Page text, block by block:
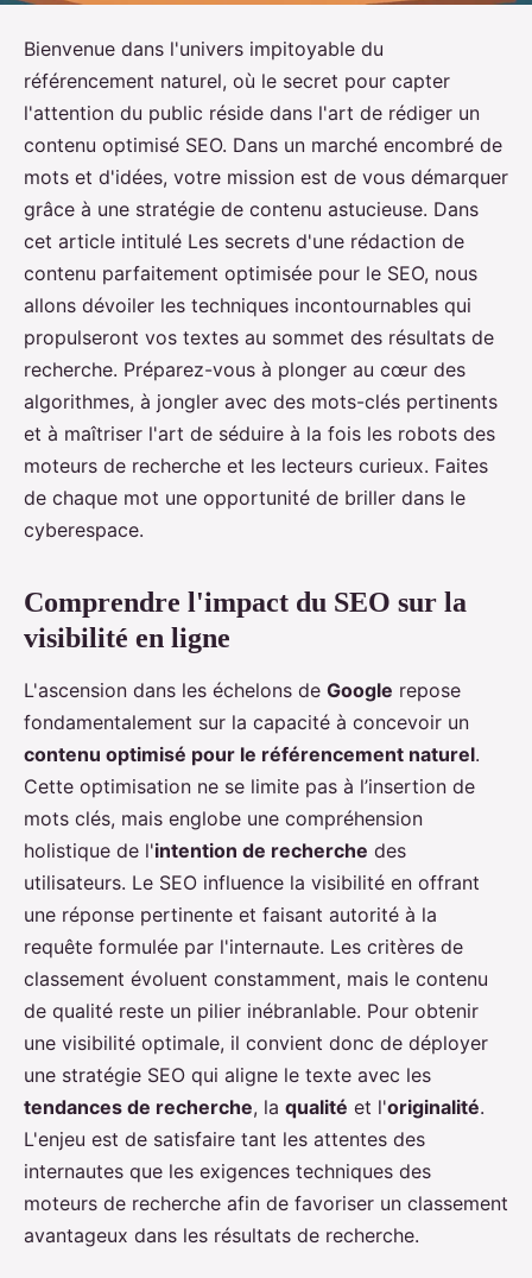
Bienvenue dans l'univers impitoyable du
référencement naturel, où le secret pour capter
l'attention du public réside dans l'art de rédiger un
contenu optimisé SEO. Dans un marché encombré de
mots et d'idées, votre mission est de vous démarquer
grâce à une stratégie de contenu astucieuse. Dans
cet article intitulé Les secrets d'une rédaction de
contenu parfaitement optimisée pour le SEO, nous
allons dévoiler les techniques incontournables qui
propulseront vos textes au sommet des résultats de
recherche. Préparez-vous à plonger au cœur des
algorithmes, à jongler avec des mots-clés pertinents
et à maîtriser l'art de séduire à la fois les robots des
moteurs de recherche et les lecteurs curieux. Faites
de chaque mot une opportunité de briller dans le
cyberespace.
Comprendre l'impact du SEO sur la
visibilité en ligne
L'ascension dans les échelons de Google repose
fondamentalement sur la capacité à concevoir un
contenu optimisé pour le référencement naturel.
Cette optimisation ne se limite pas à l’insertion de
mots clés, mais englobe une compréhension
holistique de l'intention de recherche des
utilisateurs. Le SEO influence la visibilité en offrant
une réponse pertinente et faisant autorité à la
requête formulée par l'internaute. Les critères de
classement évoluent constamment, mais le contenu
de qualité reste un pilier inébranlable. Pour obtenir
une visibilité optimale, il convient donc de déployer
une stratégie SEO qui aligne le texte avec les
tendances de recherche, la qualité et l'originalité.
L'enjeu est de satisfaire tant les attentes des
internautes que les exigences techniques des
moteurs de recherche afin de favoriser un classement
avantageux dans les résultats de recherche.